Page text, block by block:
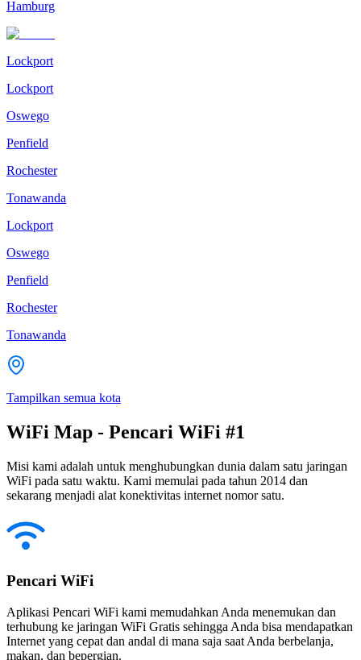
Hamburg
Lockport
Lockport
Oswego
Penfield
Rochester
Tonawanda
Lockport
Oswego
Penfield
Rochester
Tonawanda
Tampilkan semua kota
WiFi Map - Pencari WiFi #1
Misi kami adalah untuk menghubungkan dunia dalam satu jaringan
WiFi pada satu waktu. Kami memulai pada tahun 2014 dan
sekarang menjadi alat konektivitas internet nomor satu.
Pencari WiFi
Aplikasi Pencari WiFi kami memudahkan Anda menemukan dan
terhubung ke jaringan WiFi Gratis sehingga Anda bisa mendapatkan
Internet yang cepat dan andal di mana saja saat Anda berbelanja,
makan, dan bepergian.